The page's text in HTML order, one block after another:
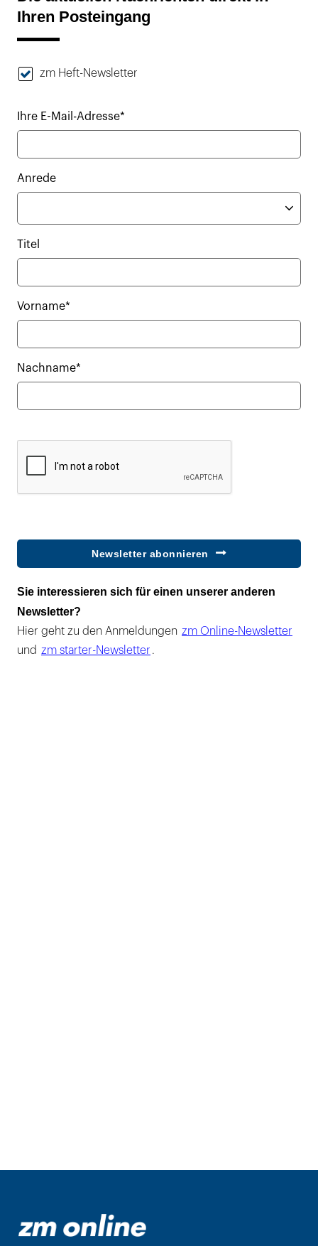
Ihren Posteingang
zm Heft-Newsletter
Ihre E-Mail-Adresse*
Anrede
Titel
Vorname*
Nachname*
Newsletter abonnieren
Sie interessieren sich für einen unserer anderen
Newsletter?
Hier geht zu den Anmeldungen zm Online-Newsletter
und zm starter-Newsletter .